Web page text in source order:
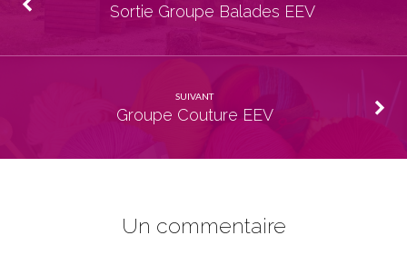
Sortie Groupe Balades EEV
SUIVANT
Groupe Couture EEV
Un commentaire